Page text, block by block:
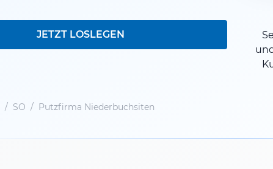
JETZT LOSLEGEN
/ SO / Putzfirma Niederbuchsiten